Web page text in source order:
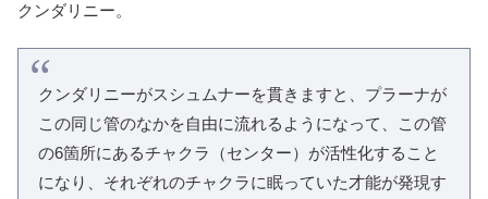
クンダリニー。
クンダリニーがスシュムナーを貫きますと、プラーナが
この同じ管のなかを自由に流れるようになって、この管
の6箇所にあるチャクラ（センター）が活性化すること
になり、それぞれのチャクラに眠っていた才能が発現す